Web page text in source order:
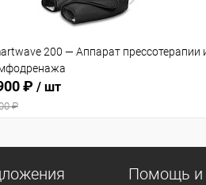
200 — Аппарат прессотерапии
₽ / шт
₽
Помощь и